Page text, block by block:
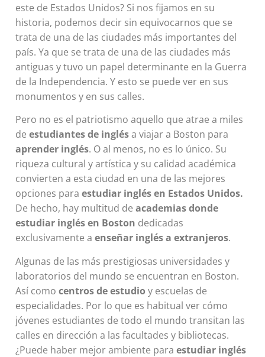
este de Estados Unidos? Si nos fijamos en su
historia, podemos decir sin equivocarnos que se
trata de una de las ciudades más importantes del
país. Ya que se trata de una de las ciudades más
antiguas y tuvo un papel determinante en la Guerra
de la Independencia. Y esto se puede ver en sus
monumentos y en sus calles.
Pero no es el patriotismo aquello que atrae a miles
deestudiantes de inglésa viajar a Boston para
aprender inglés. O al menos, no es lo único. Su
riqueza cultural y artística y su calidad académica
convierten a esta ciudad en una de las mejores
opciones paraestudiar inglés en Estados Unidos.
De hecho, hay multitud deacademias donde
estudiar inglés en Boston dedicadas
exclusivamente aenseñar inglés a extranjeros.
Algunas de las más prestigiosas universidades y
laboratorios del mundo se encuentran en Boston.
Así comocentros de estudio y escuelas de
especialidades. Por lo que es habitual ver cómo
jóvenes estudiantes de todo el mundo transitan las
calles en dirección a las facultades y bibliotecas.
¿Puede haber mejor ambiente paraestudiar inglés